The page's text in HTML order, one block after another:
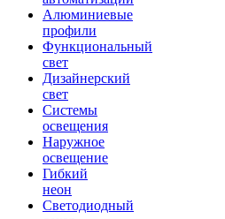
Алюминиевые
профили
Функциональный
свет
Дизайнерский
свет
Системы
освещения
Наружное
освещение
Гибкий
неон
Светодиодный